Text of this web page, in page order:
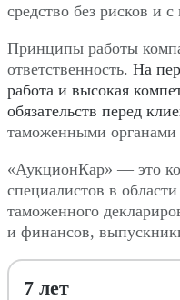
средство без рисков и
Принципы работы
ответственность. На
работа и высокая
обязательств перед
таможенными
«АукционКар» — это
специалистов в
таможенного
и финансов,
7 лет